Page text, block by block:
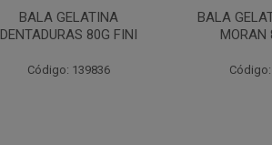
BALA GELATINA
DENTADURAS 80G FINI
Código: 139836
BALA
MORAN